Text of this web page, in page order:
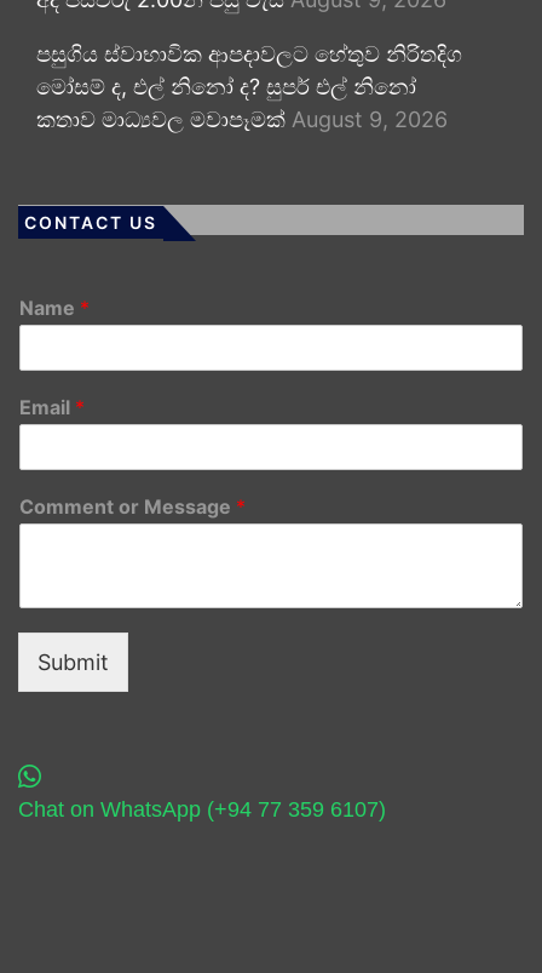
පසුගිය ස්වාභාවික ආපදාවලට හේතුව නිරිතදිග
මෝසම් ද, එල් නිනෝ ද? සුපර් එල් නිනෝ
කතාව මාධ්‍යවල මවාපෑමක් August 9, 2026
CONTACT US
Name *
Email *
Comment or Message *
Submit
Chat on WhatsApp (+94 77 359 6107)